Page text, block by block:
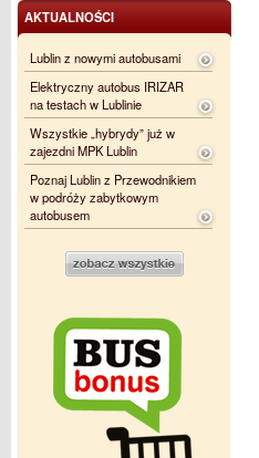
AKTUALNOŚCI
Lublin z nowymi autobusami
Elektryczny autobus IRIZAR
na testach w Lublinie
Wszystkie „hybrydy” już w
zajezdni MPK Lublin
Poznaj Lublin z Przewodnikiem
w podróży zabytkowym
autobusem